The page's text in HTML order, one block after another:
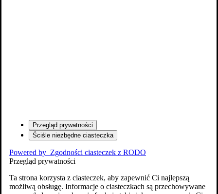
Przegląd prywatności
Ściśle niezbędne ciasteczka
Powered by Zgodności ciasteczek z RODO
Przegląd prywatności
Ta strona korzysta z ciasteczek, aby zapewnić Ci najlepszą
możliwą obsługę. Informacje o ciasteczkach są przechowywane